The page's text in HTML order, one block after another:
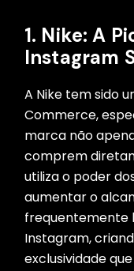
1. Nike: A
Instagram
A Nike tem sido
Commerce,
marca não
comprem
utiliza o poder
aumentar o
frequentemente
Instagram,
exclusividade